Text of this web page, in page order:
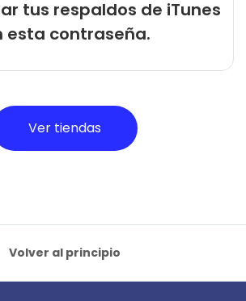
tus respaldos de iTunes
esta contraseña.
Ver tiendas
Volver al principio